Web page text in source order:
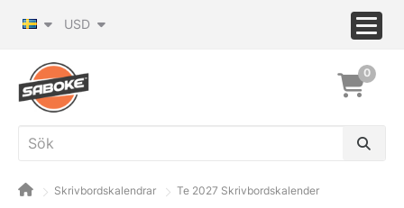
USD
0
Skrivbordskalendrar Te 2027 Skrivbordskalender